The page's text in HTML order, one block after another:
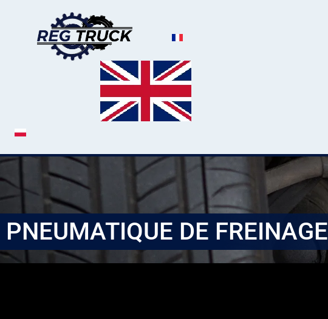
PNEUMATIQUE DE FREINAGE